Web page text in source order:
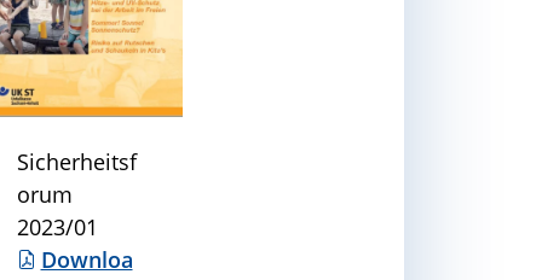
Sicherheitsf
orum
2023/01
Downloa